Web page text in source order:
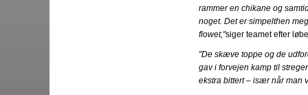
rammer en chikane og
noget. Det er simpelthen
flowet,"siger teamet efter
"De skæve toppe og de
gav i forvejen kamp til
ekstra bittert – især når man